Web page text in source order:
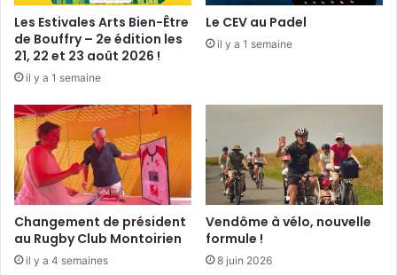
s
l
a
i
t
e
r
i
e
s
T
r
m
p
p
r
c
i
,
T
r
Les Estivales Arts Bien-Être
de Bouffry – 2e édition les
21, 22 et 23 août 2026 !
il y a 1 semaine
Le CEV au Padel
il y a 1 semaine
Changement de président
au Rugby Club Montoirien
il y a 4 semaines
Vendôme à vélo, nouvelle
formule !
8 juin 2026